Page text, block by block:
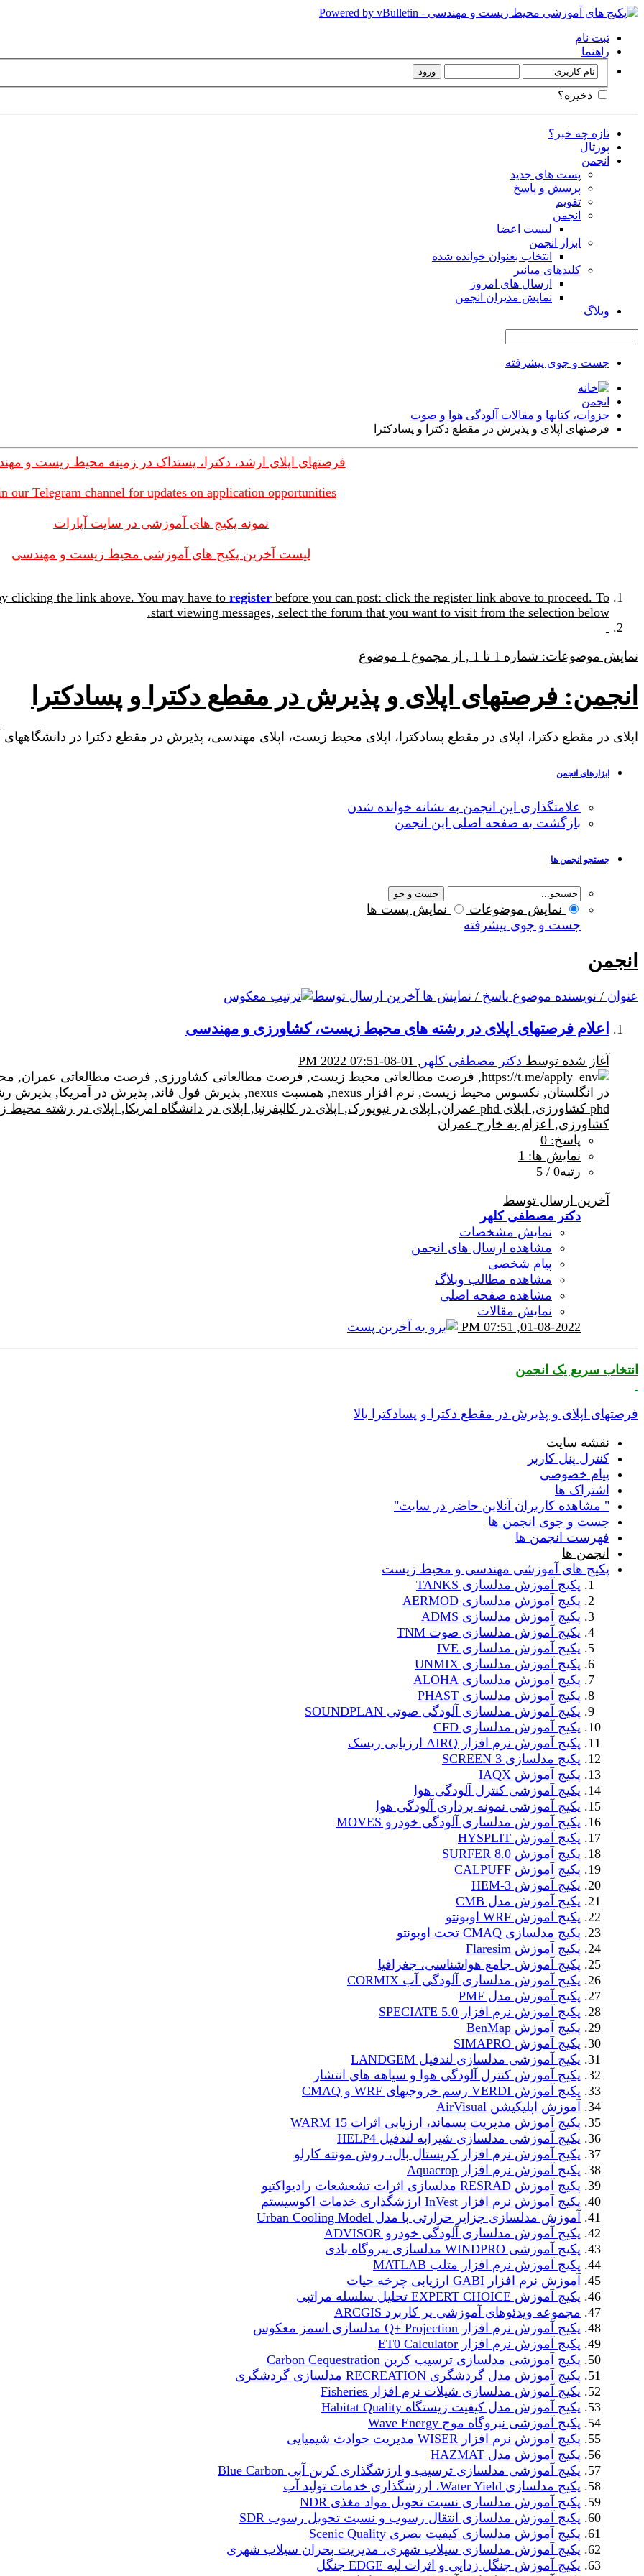
ثبت نام
راهنما
ذخیره؟
تازه چه خبر؟
پورتال
انجمن
پست های جدید
پرسش و پاسخ
تقویم
انجمن
لیست اعضا
ابزار انجمن
انتخاب بعنوان خوانده شده
کلیدهای میانبر
ارسال های امروز
نمایش مدیران انجمن
وبلاگ
جست و جوی پیشرفته
انجمن
جزوات، کتابها و مقالات آلودگی هوا و صوت
فرصتهای اپلای و پذیرش در مقطع دکترا و پسادکترا
فرصتهای اپلای ارشد، دکترا، پستداک در زمینه محیط زیست و
our Telegram channel for updates on application opportunities
نمونه پکیج های آموزشی در سایت آپارات
لیست آخرین پکیج های آموزشی محیط زیست و مهندسی
clicking the link above. You may have to register before you can post: click the register link above to proceed. To
start viewing messages, select the forum that you want to visit from the selection below.
نمایش موضوعات: شماره 1 تا 1 , از مجموع ‍1 موضوع
انجمن: فرصتهای اپلای و پذیرش در مقطع دکترا و پسادکترا
اپلای در مقطع دکترا، اپلای در مقطع پسادکترا، اپلای محیط زیست، اپلای مهندسی، پذیرش در مقطع دکترا در دانشگاههای
ابزارهای انجمن
علامتگذاری این انجمن به نشانه خوانده شدن
بازگشت به صفحه اصلی این انجمن
جستجو انجمن ها
نمایش موضوعات
نمایش پست ها
جست و جوی پیشرفته
انجمن
عنوان / نویسنده موضوع پاسخ / نمایش ها آخرین ارسال توسط
اعلام فرصتهای اپلای در رشته های محیط زیست، کشاورزی و مهندسی
آغاز شده توسط دکتر مصطفی کلهر , 01-08-2022 07:51 PM
پاسخ: 0
نمایش ها: 1
رتبه0 / 5
آخرین ارسال توسط
دکتر مصطفی کلهر
نمایش مشخصات
مشاهده ارسال های انجمن
پیام شخصی
مشاهده مطالب وبلاگ
مشاهده صفحه اصلی
نمایش مقالات
01-08-2022,
07:51 PM
انتخاب سریع یک انجمن
فرصتهای اپلای و پذیرش در مقطع دکترا و پسادکترا
بالا
نقشه سایت
کنترل پنل کاربر
پیام خصوصی
اشتراک ها
" مشاهده کاربران آنلاین حاضر در سایت"
جست و جوی انجمن ها
فهرست انجمن ها
انجمن ها
پکیج های آموزشی مهندسی و محیط زیست
پکیج آموزش مدلسازی TANKS
پکیج آموزش مدلسازی AERMOD
پکیج آموزش مدلسازی ADMS
پکیج آموزش مدلسازی صوت TNM
پکیج آموزش مدلسازی IVE
پکیج آموزش مدلسازی UNMIX
پکیج آموزش مدلسازی ALOHA
پکیج آموزش مدلسازی PHAST
پکیج آموزش مدلسازی آلودگی صوتی SOUNDPLAN
پکیج آموزش مدلسازی CFD
پکیج آموزش نرم افزار AIRQ ارزیابی ریسک
پکیج مدلسازی SCREEN 3
پکیج آموزش IAQX
پکیج آموزشی کنترل آلودگی هوا
پکیج آموزشی نمونه برداری آلودگی هوا
پکیج آموزش مدلسازی آلودگی خودرو MOVES
پکیج آموزش HYSPLIT
پکیج آموزش SURFER 8.0
پکیج آموزش CALPUFF
پکیج آموزش HEM-3
پکیج آموزش مدل CMB
پکیج آموزش WRF اوبونتو
پکیج مدلسازی CMAQ تحت اوبونتو
پکیج آموزش Flaresim
پکیج آموزش جامع هواشناسی، جغرافیا
پکیج آموزش مدلسازی آلودگی آب CORMIX
پکیج آموزش مدل PMF
پکیج آموزش نرم افزار SPECIATE 5.0
پکیج آموزش BenMap
پکیج آموزش SIMAPRO
پکیج آموزشی مدلسازی لندفیل LANDGEM
پکیج آموزش کنترل آلودگی هوا و سیاهه های انتشار
پکیج آموزش VERDI رسم خروجیهای WRF و CMAQ
آموزش اپلیکیشن AirVisual
پکیج آموزش مدیریت پسماند، ارزیابی اثرات WARM 15
پکیج آموزشی مدلسازی شیرابه لندفیل HELP4
پکیج آموزش نرم افزار کریستال بال، روش مونته کارلو
پکیج آموزش نرم افزار Aquacrop
پکیج آموزش RESRAD مدلسازی اثرات تشعشعات رادیواکتیو
پکیج آموزش نرم افزار InVest ارزشگذاری خدمات اکوسیستم
آموزش مدلسازی جزایر حرارتی با مدل Urban Cooling Model
پکیج آموزش مدلسازی آلودگی خودرو ADVISOR
پکیج آموزشی WINDPRO مدلسازی نیروگاه بادی
پکیج آموزش نرم افزار متلب MATLAB
آموزش نرم افزار GABI ارزیابی چرخه حیات
پکیج آموزش EXPERT CHOICE تحلیل سلسله مراتبی
مجموعه ویدئوهای آموزشی پر کاربرد ARCGIS
پکیج آموزش نرم افزار Q+ Projection مدلسازی اسمز معکوس
پکیج آموزش نرم افزار ET0 Calculator
پکیج آموزشی مدلسازی ترسیب کربن Carbon Cequestration
پکیج آموزش مدل گردشگری RECREATION مدلسازی گردشگری
پکیج آموزش مدلسازی شیلات نرم افزار Fisheries
پکیج آموزش مدل کیفیت زیستگاه Habitat Quality
پکیج آموزشی نیروگاه موج Wave Energy
پکیج آموزش نرم افزار WISER مدیریت حوادث شیمیایی
پکیج آموزش مدل HAZMAT
پکیج آموزشی مدلسازی ترسیب و ارزشگذاری کربن آبی Blue Carbon
پکیج مدلسازی Water Yield، ارزشگذاری خدمات تولید آب
پکیج آموزش مدلسازی نسبت تحویل مواد مغذی NDR
پکیج آموزش مدلسازی انتقال رسوب و نسبت تحویل رسوب SDR
پکیج آموزش مدلسازی کیفیت بصری Scenic Quality
پکیج آموزش مدلسازی سیلاب شهری، مدیریت بحران سیلاب شهری
پکیج آموزش جنگل زدایی و اثرات لبه EDGE جنگل